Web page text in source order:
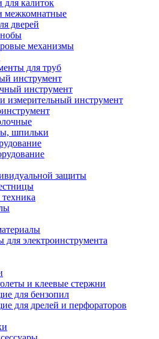
для калиток
межкомнатные
дверей
механизмы
для труб
инструмент
инструмент
измерительный инструмент
шпильки
защиты
для электроинструмента
и клеевые стержни
для бензопил
для дрелей и перфораторов